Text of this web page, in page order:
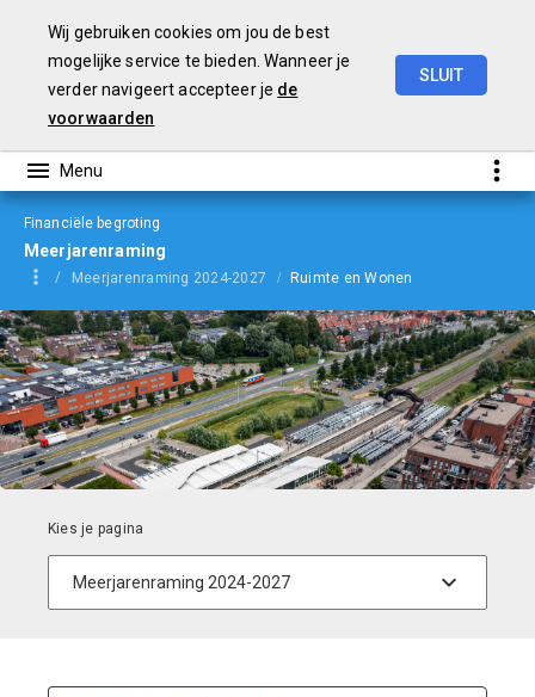
Wij gebruiken cookies om jou de best
mogelijke service te bieden. Wanneer je
verder navigeert accepteer je de
voorwaarden
SLUIT
Financiële begroting
Meerjarenraming
Meerjarenraming 2024-2027 Ruimte en Wonen